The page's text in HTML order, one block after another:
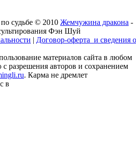
© 2010 Жемчужина дракона -
Фэн Шуй
| Договор-оферта и сведения о
материалов сайта в любом
с разрешения авторов и сохранением
. Карма не дремлет
в